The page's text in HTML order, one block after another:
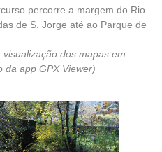
percorre a margem do Rio
de S. Jorge até ao Parque de
visualização dos mapas em
da app GPX Viewer)